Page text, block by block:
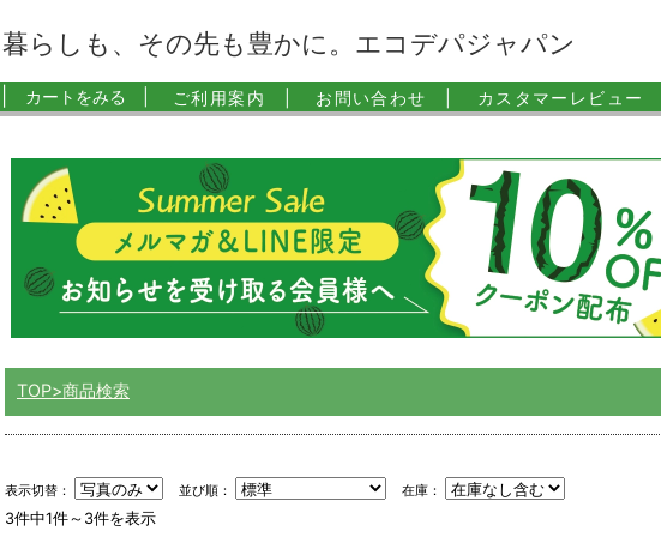
暮らしも、その先も豊かに。エコデパジャパン
カートをみる | ご利用案内 | お問い合わせ | カスタマーレビュー |
TOP 商品検索
表示切替： 並び順： 在庫：
3件中1件～3件を表示